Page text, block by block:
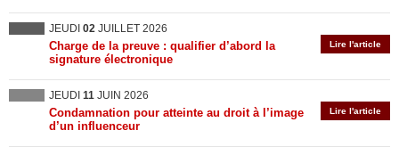
JEUDI 02 JUILLET 2026
Lire l'article
Charge de la preuve : qualifier d’abord la
signature électronique
JEUDI 11 JUIN 2026
Lire l'article
Condamnation pour atteinte au droit à l’image
d’un influenceur